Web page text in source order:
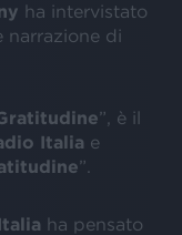
ha intervistato
narrazione di
”, è il
Italia e
”.
ha pensato